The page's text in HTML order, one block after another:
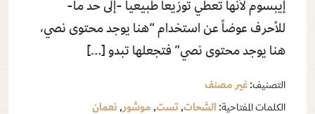
إيبسوم لأنها تعطي توزيعاَ طبيعياَ -إلى حد ما-
للأحرف عوضاً عن استخدام “هنا يوجد محتوى نصي،
هنا يوجد محتوى نصي” فتجعلها تبدو […]
التصنيف: غير مصنف
الكلمات المفتاحية: الشحات, تست, موشور, نعمان